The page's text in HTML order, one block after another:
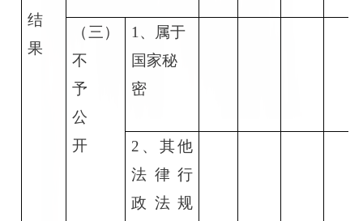
结
果
（三）
不
予
公
开
1 、属于
国家秘
密
2 、其他
法律行
政法规